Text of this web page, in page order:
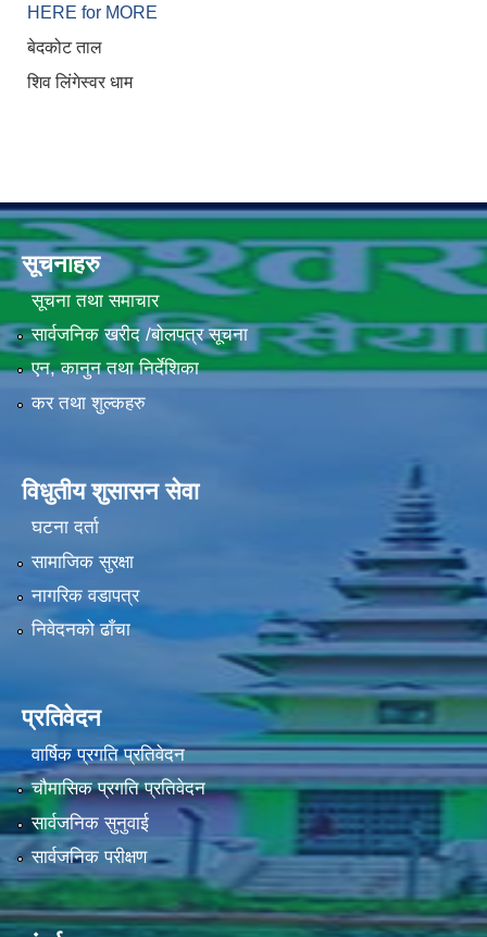
HERE for MORE
बेदकोट ताल
शिव लिंगेस्वर धाम
सूचनाहरु
सूचना तथा समाचार
सार्वजनिक खरीद /बोलपत्र सूचना
एन, कानुन तथा निर्देशिका
कर तथा शुल्कहरु
विधुतीय शुसासन सेवा
घटना दर्ता
सामाजिक सुरक्षा
नागरिक वडापत्र
निवेदनको ढाँचा
प्रतिवेदन
वार्षिक प्रगति प्रतिवेदन
चौमासिक प्रगति प्रतिवेदन
सार्वजनिक सुनुवाई
सार्वजनिक परीक्षण